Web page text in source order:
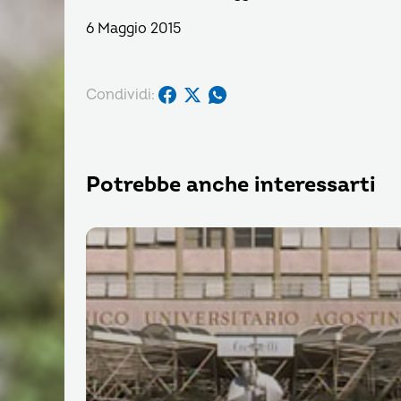
6 Maggio 2015
Condividi:
Potrebbe anche interessarti